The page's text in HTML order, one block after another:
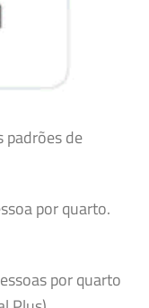
padrões de
por quarto.
por quarto